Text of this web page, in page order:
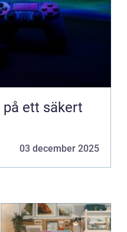
ett säkert
03 december 2025